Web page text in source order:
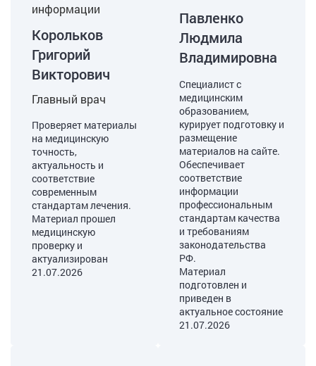
информации
Корольков
Григорий
Викторович
Главный врач
Проверяет материалы
на медицинскую
точность,
актуальность и
соответствие
современным
стандартам лечения.
Материал прошел
медицинскую
проверку и
актуализирован
21.07.2026
Павленко
Людмила
Владимировна
Специалист с
медицинским
образованием,
курирует подготовку и
размещение
материалов на сайте.
Обеспечивает
соответствие
информации
профессиональным
стандартам качества
и требованиям
законодательства
РФ.
Материал
подготовлен и
приведен в
актуальное состояние
21.07.2026